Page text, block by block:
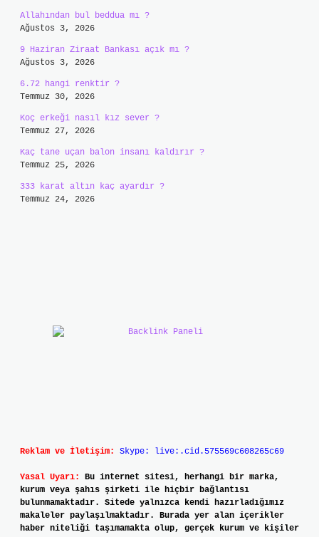
Allahından bul beddua mı ?
Ağustos 3, 2026
9 Haziran Ziraat Bankası açık mı ?
Ağustos 3, 2026
6.72 hangi renktir ?
Temmuz 30, 2026
Koç erkeği nasıl kız sever ?
Temmuz 27, 2026
Kaç tane uçan balon insanı kaldırır ?
Temmuz 25, 2026
333 karat altın kaç ayardır ?
Temmuz 24, 2026
Reklam ve İletişim: Skype: live:.cid.575569c608265c69
Yasal Uyarı:
Bu internet sitesi, herhangi bir marka,
kurum veya şahıs şirketi ile hiçbir bağlantısı
bulunmamaktadır. Sitede yalnızca kendi hazırladığımız
makaleler paylaşılmaktadır. Burada yer alan içerikler
haber niteliği taşımamakta olup, gerçek kurum ve kişiler